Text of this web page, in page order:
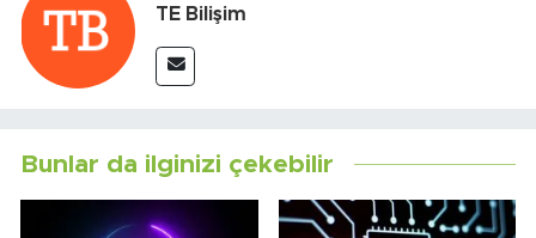
TE Bilişim
Bunlar da ilginizi çekebilir